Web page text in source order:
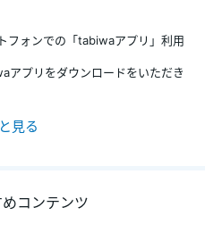
フォンでの「tabiwaアプリ」利用
アプリをダウンロードをいただき
コンテンツ